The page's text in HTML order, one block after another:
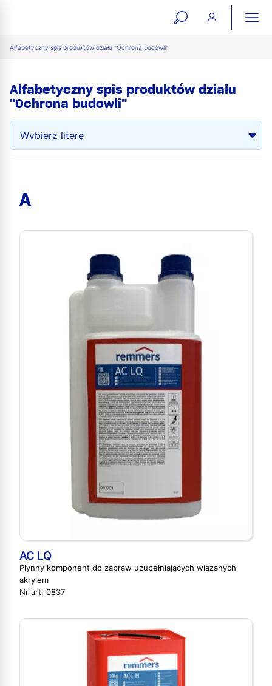
open
Alfabetyczny spis produktów działu "Ochrona budowli"
Alfabetyczny spis produktów działu
"Ochrona budowli"
A
AC LQ
Płynny komponent do zapraw uzupełniających wiązanych
akrylem
Nr art. 0837